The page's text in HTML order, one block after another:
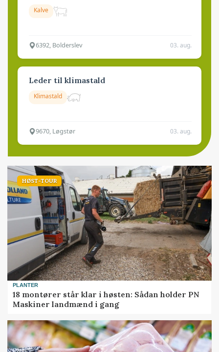
Kalve
6392, Bolderslev 03. aug.
Leder til klimastald
Klimastald
9670, Løgstør 03. aug.
HØST-TOUR
PLANTER
18 montører står klar i høsten: Sådan holder PN
Maskiner landmænd i gang